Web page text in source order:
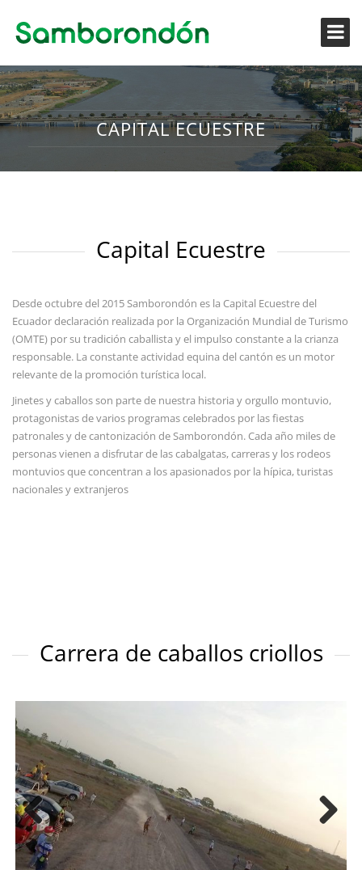
CAPITAL ECUESTRE
Capital Ecuestre
Desde octubre del 2015 Samborondón es la Capital Ecuestre del
Ecuador declaración realizada por la Organización Mundial de Turismo
(OMTE) por su tradición caballista y el impulso constante a la crianza
responsable. La constante actividad equina del cantón es un motor
relevante de la promoción turística local.
Jinetes y caballos son parte de nuestra historia y orgullo montuvio,
protagonistas de varios programas celebrados por las fiestas
patronales y de cantonización de Samborondón. Cada año miles de
personas vienen a disfrutar de las cabalgatas, carreras y los rodeos
montuvios que concentran a los apasionados por la hípica, turistas
nacionales y extranjeros
Carrera de caballos criollos
Previous